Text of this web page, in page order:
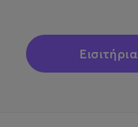
Εισιτήρια